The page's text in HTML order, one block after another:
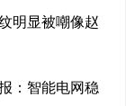
明显被嘲像赵
：智能电网稳